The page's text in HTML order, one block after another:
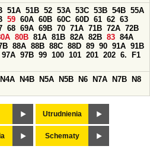
51A 51B 52 53A 53C 53B 54B 55A
59 60A 60B 60C 60D 61 62 63
68 69A 69B 70 71A 71B 72A 72B
80B 81A 81B 82A 82B 83 84A
88A 88B 88C 88D 89 90 91A 91B
97A 97B 99 100 101 201 202 6.
F1
N4A N4B N5A N5B N6 N7A N7B
N8
Utrudnienia
Schematy